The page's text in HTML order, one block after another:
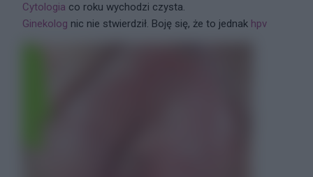
Cytologia co roku wychodzi czysta.
Ginekolog nic nie stwierdził. Boję się, że to jednak hpv